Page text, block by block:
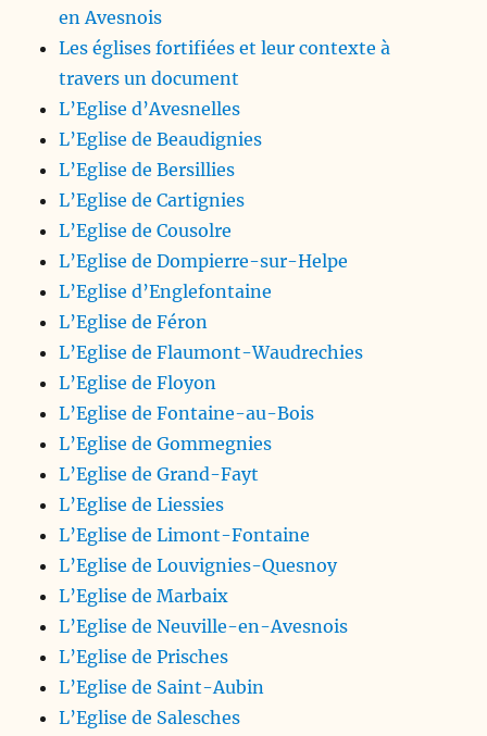
en Avesnois
Les églises fortifiées et leur contexte à
travers un document
L’Eglise d’Avesnelles
L’Eglise de Beaudignies
L’Eglise de Bersillies
L’Eglise de Cartignies
L’Eglise de Cousolre
L’Eglise de Dompierre-sur-Helpe
L’Eglise d’Englefontaine
L’Eglise de Féron
L’Eglise de Flaumont-Waudrechies
L’Eglise de Floyon
L’Eglise de Fontaine-au-Bois
L’Eglise de Gommegnies
L’Eglise de Grand-Fayt
L’Eglise de Liessies
L’Eglise de Limont-Fontaine
L’Eglise de Louvignies-Quesnoy
L’Eglise de Marbaix
L’Eglise de Neuville-en-Avesnois
L’Eglise de Prisches
L’Eglise de Saint-Aubin
L’Eglise de Salesches